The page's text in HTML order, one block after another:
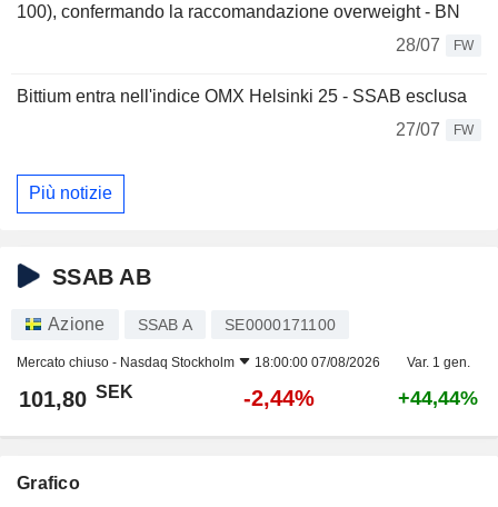
100), confermando la raccomandazione overweight - BN
28/07
FW
Bittium entra nell'indice OMX Helsinki 25 - SSAB esclusa
27/07
FW
Più notizie
SSAB AB
Azione SSAB A SE0000171100
Mercato chiuso - Nasdaq Stockholm 18:00:00 07/08/2026 Var. 1 gen.
101,80 SEK -2,44% +44,44%
Grafico